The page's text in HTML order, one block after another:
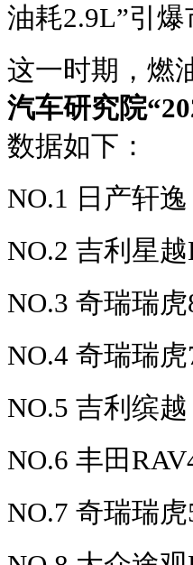
油耗2.9L”引爆
这一时期，燃
汽车研究院
数据如下：
NO.1 日产轩
NO.2 吉利星
NO.3 奇瑞瑞
NO.4 奇瑞瑞
NO.5 吉利缤
NO.6 丰田
NO.7 奇瑞瑞